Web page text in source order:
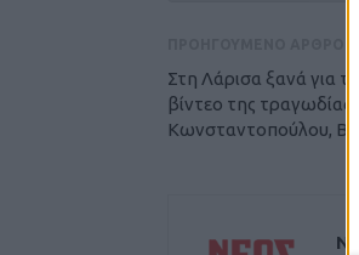
Στη Λάρισα ξανά για
βίντεο της
Κωνσταντοπούλου,